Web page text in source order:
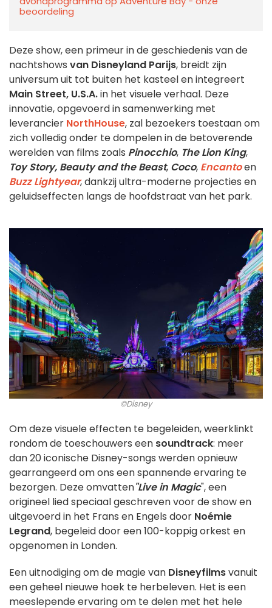
beoordeling
Deze show, een primeur in de geschiedenis van de
nachtshows van Disneyland Parijs, breidt zijn
universum uit tot buiten het kasteel en integreert
Main Street, U.S.A.in het visuele verhaal. Deze
innovatie, opgevoerd in samenwerking met
leverancier NorthHouse, zal bezoekers toestaan om
zich volledig onder te dompelen in de betoverende
werelden van films zoals Pinocchio, The Lion King,
Toy Story, Beauty and the Beast, Coco, Encantoen
Buzz Lightyear, dankzij ultra-moderne projecties en
geluidseffecten langs de hoofdstraat van het park.
©Disney
Om deze visuele effecten te begeleiden, weerklinkt
rondom de toeschouwers een soundtrack: meer
dan 20 iconische Disney-songs werden opnieuw
gearrangeerd om ons een spannende ervaring te
bezorgen. Deze omvatten"Live in Magic", een
origineel lied speciaal geschreven voor de show en
uitgevoerd in het Frans en Engels door Noémie
Legrand, begeleid door een 100-koppig orkest en
opgenomen in Londen.
Een uitnodiging om de magie van Disneyfilmsvanuit
een geheel nieuwe hoek te herbeleven. Het is een
meeslepende ervaring om te delen met het hele